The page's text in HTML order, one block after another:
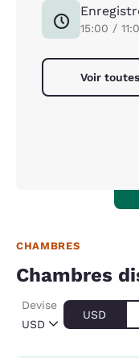
15:00 /
Voir
CHAMBRES
Chambres
USD
Devise
USD